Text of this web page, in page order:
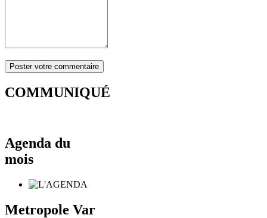
COMMUNIQUÉ
Agenda du
mois
Metropole Var